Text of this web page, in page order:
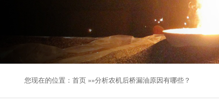
您现在的位置： 首页 »»分析农机后桥漏油原因有哪些？